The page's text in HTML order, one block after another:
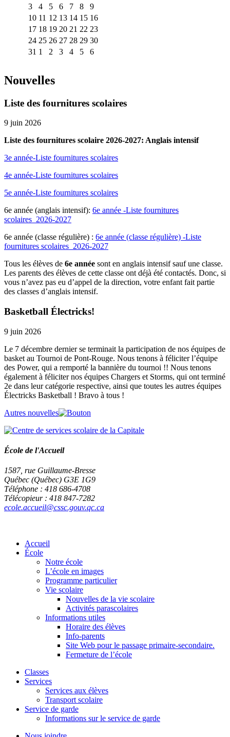
3
4 5 6 7 8
9
10 11 12 13 14 15 16
17 18 19 20 21 22 23
24 25 26 27 28 29 30
31 1 2 3 4 5 6
Nouvelles
Liste des fournitures scolaires
9 juin 2026
Liste des fournitures scolaire 2026-2027: Anglais intensif
3e année-Liste fournitures scolaires
4e année-Liste fournitures scolaires
5e année-Liste fournitures scolaires
6e année (anglais intensif): 6e année -Liste fournitures
scolaires_2026-2027
6e année (classe régulière) : 6e année (classe régulière) -Liste
fournitures scolaires_2026-2027
Tous les élèves de 6e année sont en anglais intensif sauf une classe.
Les parents des élèves de cette classe ont déjà été contactés. Donc, si
vous n’avez pas eu d’appel de la direction, votre enfant fait partie
des classes d’anglais intensif.
Basketball Électricks!
9 juin 2026
Le 7 décembre dernier se terminait la participation de nos équipes de
basket au Tournoi de Pont-Rouge. Nous tenons à féliciter l’équipe
des Power, qui a remporté la bannière du tournoi !! Nous tenons
également à féliciter nos équipes Chargers et Storms, qui ont terminé
2e dans leur catégorie respective, ainsi que toutes les autres équipes
Électricks Basketball ! Bravo à tous !
Autres nouvelles
École de l'Accueil
1587, rue Guillaume-Bresse
Québec (Québec) G3E 1G9
Téléphone : 418 686-4708
Télécopieur : 418 847-7282
ecole.accueil@cssc.gouv.qc.ca
Accueil
École
Notre école
L’école en images
Programme particulier
Vie scolaire
Nouvelles de la vie scolaire
Activités parascolaires
Informations utiles
Horaire des élèves
Info-parents
Site Web pour le passage primaire-secondaire.
Fermeture de l’école
Classes
Services
Services aux élèves
Transport scolaire
Service de garde
Informations sur le service de garde